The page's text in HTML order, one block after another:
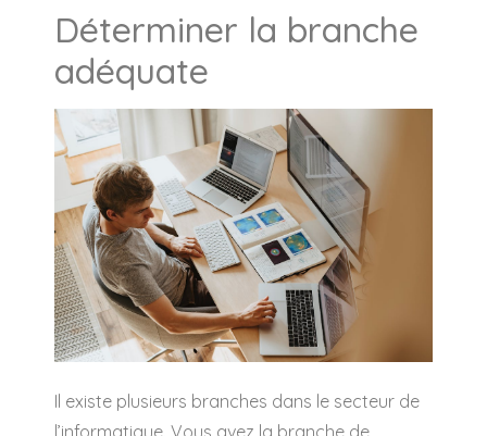
Déterminer la branche
adéquate
Il existe plusieurs branches dans le secteur de
l’informatique. Vous avez la branche de